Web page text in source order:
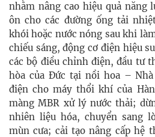
nhằm nâng cao hiệu quả năng
ôn cho các đường ống tải
khói hoặc nước nóng sau khi
chiếu sáng, động cơ điện hiệu
các bộ điều chỉnh điện, đầu tư
hòa của Đức tại nồi hoa –
điện cho máy thổi khí của
màng MBR xử lý nước thải;
nhiên liệu hóa, chuyển sang
mùn cưa; cải tạo nâng cấp hệ